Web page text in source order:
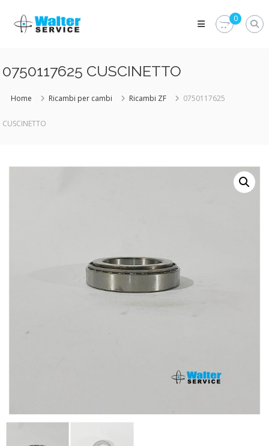
content
Walter
Service
parti
del
Vieni
0
0750117625 CUSCINETTO
Home Ricambi per cambi Ricambi ZF 0750117625
CUSCINETTO